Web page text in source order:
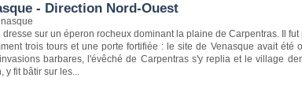
- Direction Nord-Ouest
dresse sur un éperon rocheux dominant la plaine de Carpentras. Il
trois tours et une porte fortifiée : le site de Venasque avait été
barbares, l'évêché de Carpentras s'y replia et le village
y fit bâtir sur les...